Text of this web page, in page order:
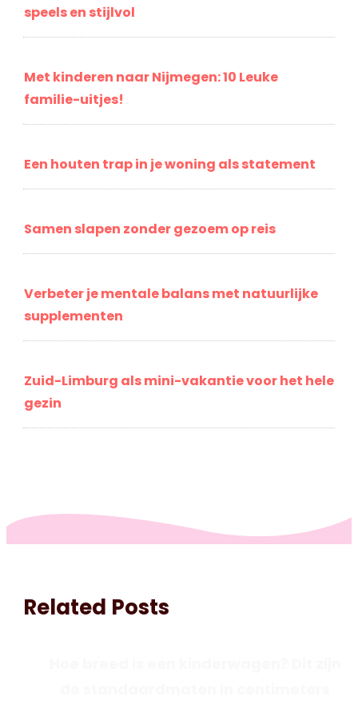
speels en stijlvol
Met kinderen naar Nijmegen: 10 Leuke
familie-uitjes!
Een houten trap in je woning als statement
Samen slapen zonder gezoem op reis
Verbeter je mentale balans met natuurlijke
supplementen
Zuid-Limburg als mini-vakantie voor het hele
gezin
Related Posts